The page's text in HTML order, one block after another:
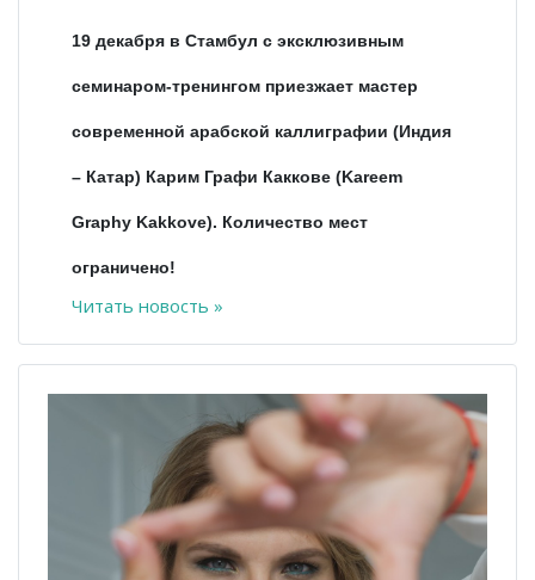
19 декабря в Стамбул с эксклюзивным
семинаром-тренингом приезжает мастер
современной арабской каллиграфии (Индия
– Катар) Карим Графи Каккове (Kareem
Graphy Kakkove). Количество мест
ограничено!
Читать новость »